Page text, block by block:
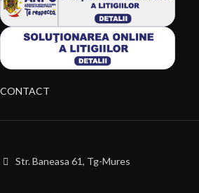
CONTACT
Str. Baneasa 61, Tg-Mures